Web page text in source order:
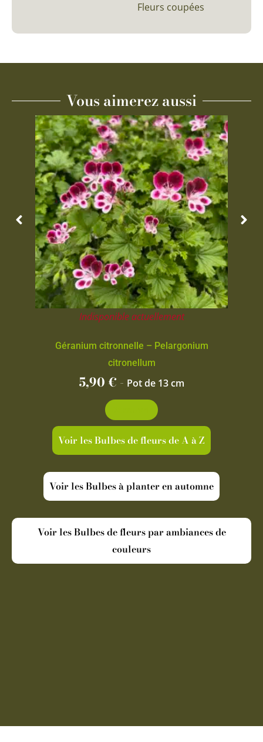
Fleurs coupées
Vous aimerez aussi
Indisponible actuellement
Géranium citronnelle – Pelargonium
citronellum
5,90€ - Pot de 13 cm
Voir les Bulbes de fleurs de A à Z
Voir les Bulbes à planter en automne
Voir les Bulbes de fleurs par ambiances de
couleurs